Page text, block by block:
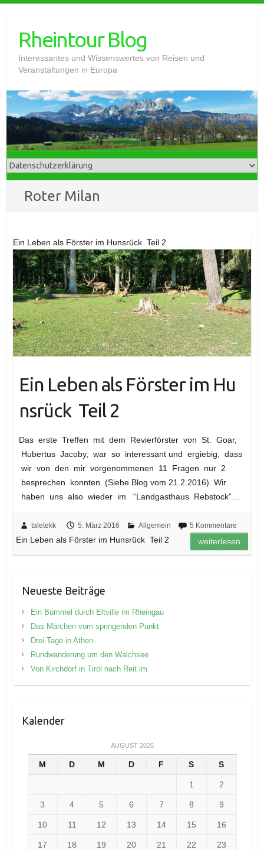
contentRheintour Blog
Interessantes und Wissenswertes von Reisen und
Veranstaltungen in Europa
Roter Milan
Ein Leben als Förster im Hunsrück ­ Teil 2
Ein Leben als Förster im Hu
nsrück ­ Teil 2
Das erste Treffen mit dem Revierförster von St. Goar,
Hubertus Jacoby, war so interessant und ergiebig, dass
wir von den mir vorgenommenen 11 Fragen nur 2
besprechen konnten. (Siehe Blog vom 21.2.2016). Wir
haben uns also wieder im “Landgasthaus Rebstock”…
taletekk 5. März 2016 Allgemein 5 Kommentare
Ein Leben als Förster im Hunsrück ­ Teil 2 weiterlesen
Neueste Beiträge
Ein Bummel durch Eltville im Rheingau
Das Märchen vom springenden Punkt
Drei Tage in Athen
Rundwanderung um den Walchsee
Von Kirchdorf in Tirol nach Reit im
Kalender
AUGUST 2026
M D M D F S S
1 2
3 4 5 6 7 8 9
10 11 12 13 14 15 16
17 18 19 20 21 22 23